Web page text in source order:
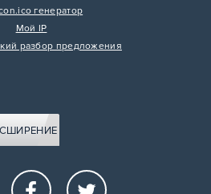
генератор
Мой IP
разбор предложения